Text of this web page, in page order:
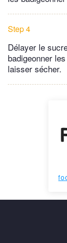
Step 4
Délayer le
badigeonner
laisser sécher.